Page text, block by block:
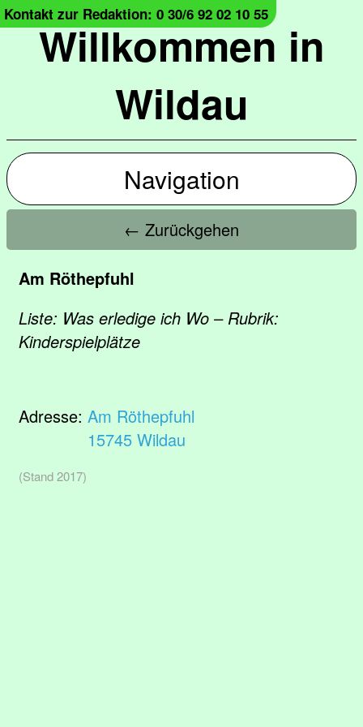
Willkommen in
Wildau
Kontakt zur Redaktion: 0 30/6 92 02 10 55
Navigation
← Zurückgehen
Am Röthepfuhl
Liste: Was erledige ich Wo – Rubrik:
Kinderspielplätze
Adresse: Am Röthepfuhl
15745 Wildau
(Stand 2017)